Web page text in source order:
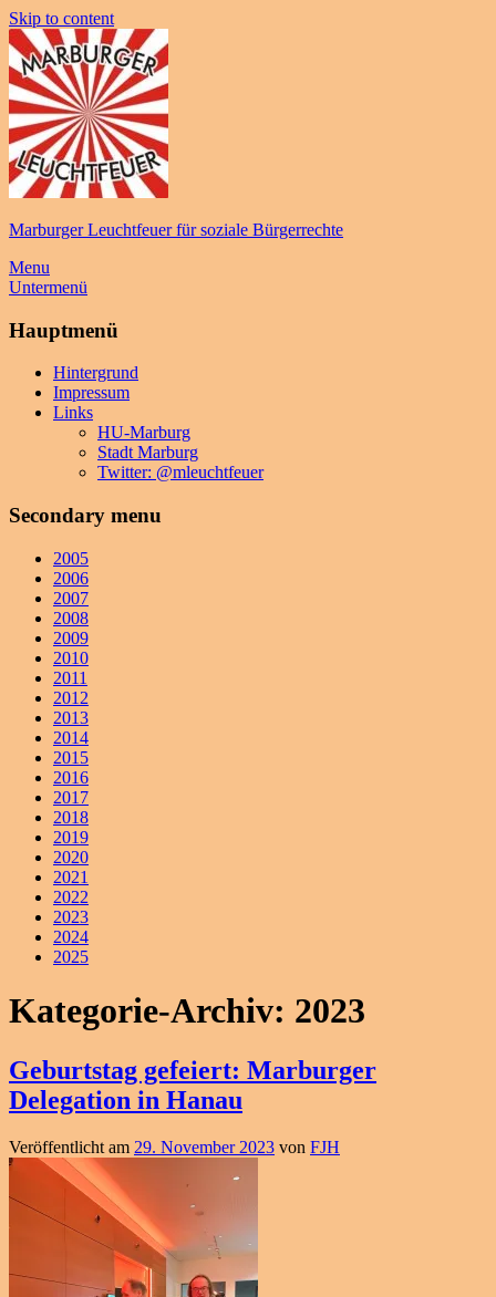
Skip to content
Marburger Leuchtfeuer für soziale Bürgerrechte
Menu
Untermenü
Hauptmenü
Hintergrund
Impressum
Links
HU-Marburg
Stadt Marburg
Twitter: @mleuchtfeuer
Secondary menu
2005
2006
2007
2008
2009
2010
2011
2012
2013
2014
2015
2016
2017
2018
2019
2020
2021
2022
2023
2024
2025
Kategorie-Archiv: 2023
Geburtstag gefeiert: Marburger
Delegation in Hanau
Veröffentlicht am 29. November 2023 von FJH